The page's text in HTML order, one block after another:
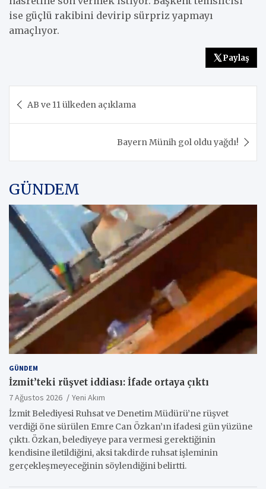
ise güçlü rakibini devirip sürpriz yapmayı
amaçlıyor.
Paylaş
gezinmesi
AB ve 11 ülkeden açıklama
Bayern Münih gol oldu yağdı!
GÜNDEM
GÜNDEM
İzmit’teki rüşvet iddiası: İfade ortaya çıktı
7 Ağustos 2026
Yeni Akım
İzmit Belediyesi Ruhsat ve Denetim Müdürü’ne rüşvet
verdiği öne sürülen Emre Can Özkan’ın ifadesi gün yüzüne
çıktı. Özkan, belediyeye para vermesi gerektiğinin
kendisine iletildiğini, aksi takdirde ruhsat işleminin
gerçekleşmeyeceğinin söylendiğini belirtti.